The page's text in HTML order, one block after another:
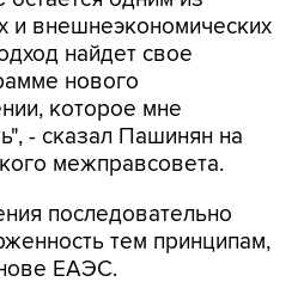
и внешнеэкономических
найдет свое
нового
которое мне
- сказал Пашинян на
межправсовета.
последовательно
тем принципам,
ЕАЭС.